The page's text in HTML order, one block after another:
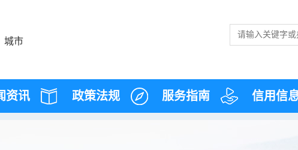
城市
资讯 政策法规 服务指南 信用信